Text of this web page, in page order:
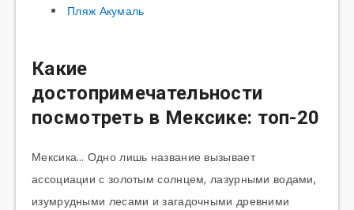
Пляж Акумаль
Какие
достопримечательности
посмотреть в Мексике: топ-20
Мексика… Одно лишь название вызывает
ассоциации с золотым солнцем, лазурными водами,
изумрудными лесами и загадочными древними